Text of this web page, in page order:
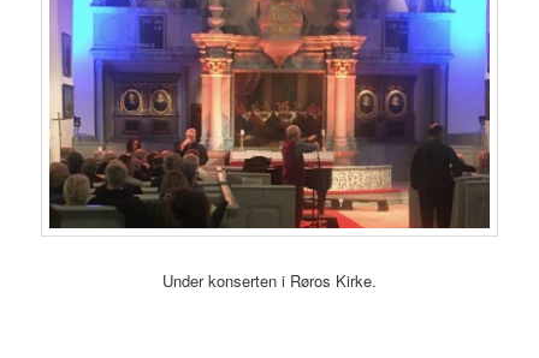
Under konserten i Røros Kirke.